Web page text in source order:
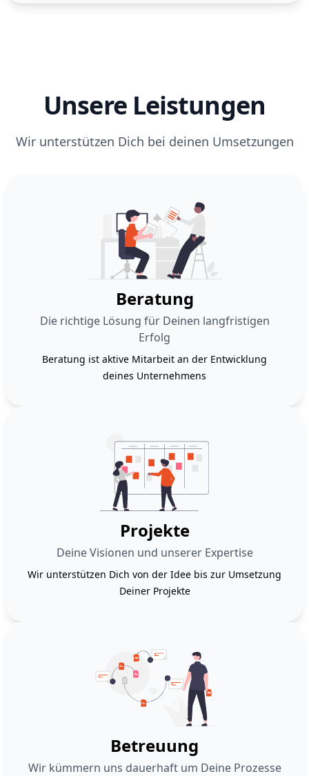
Unsere Leistungen
Wir unterstützen Dich bei deinen Umsetzungen
Beratung
Die richtige Lösung für Deinen langfristigen
Erfolg
Beratung ist aktive Mitarbeit an der Entwicklung
deines Unternehmens
Projekte
Deine Visionen und unserer Expertise
Wir unterstützen Dich von der Idee bis zur Umsetzung
Deiner Projekte
Betreuung
Wir kümmern uns dauerhaft um Deine Prozesse